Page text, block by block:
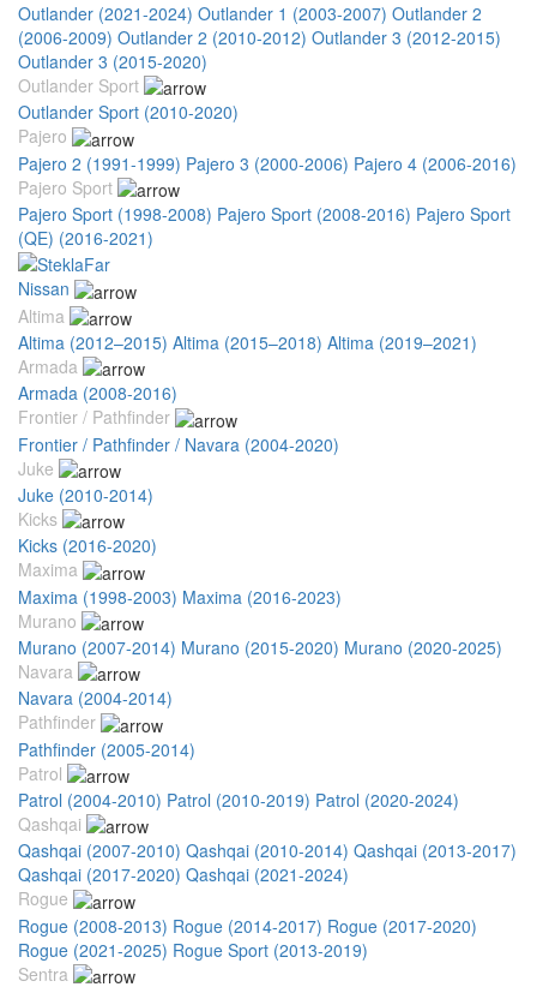
Outlander (2021-2024) Outlander 1 (2003-2007) Outlander 2
(2006-2009) Outlander 2 (2010-2012) Outlander 3 (2012-2015)
Outlander 3 (2015-2020)
Outlander Sport
Outlander Sport (2010-2020)
Pajero
Pajero 2 (1991-1999) Pajero 3 (2000-2006) Pajero 4 (2006-2016)
Pajero Sport
Pajero Sport (1998-2008) Pajero Sport (2008-2016) Pajero Sport
(QE) (2016-2021)
Nissan
Altima
Altima (2012–2015) Altima (2015–2018) Altima (2019–2021)
Armada
Armada (2008-2016)
Frontier / Pathfinder
Frontier / Pathfinder / Navara (2004-2020)
Juke
Juke (2010-2014)
Kicks
Kicks (2016-2020)
Maxima
Maxima (1998-2003) Maxima (2016-2023)
Murano
Murano (2007-2014) Murano (2015-2020) Murano (2020-2025)
Navara
Navara (2004-2014)
Pathfinder
Pathfinder (2005-2014)
Patrol
Patrol (2004-2010) Patrol (2010-2019) Patrol (2020-2024)
Qashqai
Qashqai (2007-2010) Qashqai (2010-2014) Qashqai (2013-2017)
Qashqai (2017-2020) Qashqai (2021-2024)
Rogue
Rogue (2008-2013) Rogue (2014-2017) Rogue (2017-2020)
Rogue (2021-2025) Rogue Sport (2013-2019)
Sentra